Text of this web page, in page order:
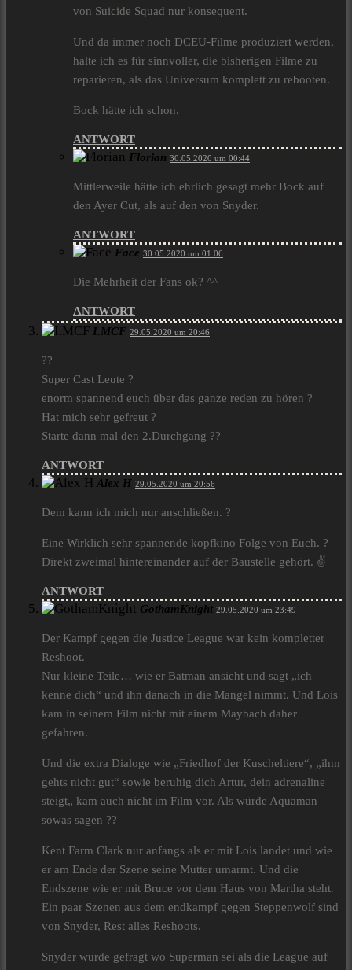
von Suicide Squad nur konsequent.
Und da immer noch DCEU-Filme produziert werden,
halte ich es für sinnvoller, die bisherigen Filme zu
reparieren, als das Universum komplett zu rebooten.
Bock hätte ich schon.
ANTWORT
Florian 30.05.2020 um 00:44
Mittlerweile hätte ich ehrlich gesagt mehr Bock auf
den Ayer Cut, als auf den von Snyder.
ANTWORT
Face 30.05.2020 um 01:06
Die Mehrheit der Fans ok? ^^
ANTWORT
I.MCF 29.05.2020 um 20:46
??
Super Cast Leute ?
enorm spannend euch über das ganze reden zu hören ?
Hat mich sehr gefreut ?
Starte dann mal den 2.Durchgang ??
ANTWORT
Alex H 29.05.2020 um 20:56
Dem kann ich mich nur anschließen. ?
Eine Wirklich sehr spannende kopfkino Folge von Euch. ?
Direkt zweimal hintereinander auf der Baustelle gehört. ✌️
ANTWORT
GothamKnight 29.05.2020 um 23:49
Der Kampf gegen die Justice League war kein kompletter
Reshoot.
Nur kleine Teile… wie er Batman ansieht und sagt „ich
kenne dich“ und ihn danach in die Mangel nimmt. Und Lois
kam in seinem Film nicht mit einem Maybach daher
gefahren.
Und die extra Dialoge wie „Friedhof der Kuscheltiere“, „ihm
gehts nicht gut“ sowie beruhig dich Artur, dein adrenaline
steigt„ kam auch nicht im Film vor. Als würde Aquaman
sowas sagen ??
Kent Farm Clark nur anfangs als er mit Lois landet und wie
er am Ende der Szene seine Mutter umarmt. Und die
Endszene wie er mit Bruce vor dem Haus von Martha steht.
Ein paar Szenen aus dem endkampf gegen Steppenwolf sind
von Snyder, Rest alles Reshoots.
Snyder wurde gefragt wo Superman sei als die League auf